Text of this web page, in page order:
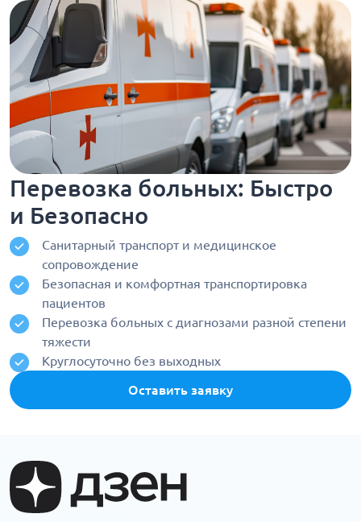
Перевозка больных: Быстро
и Безопасно
Санитарный транспорт и медицинское
сопровождение
Безопасная и комфортная транспортировка
пациентов
Перевозка больных с диагнозами разной степени
тяжести
Круглосуточно без выходных
Оставить заявку